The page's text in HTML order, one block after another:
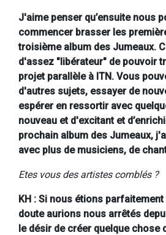
J'aime penser qu’ensuite nous
commencer brasser les
troisième album des Jumeaux.
d'assez "libérateur" de pouvoir
projet parallèle à ITN. Vous
d'autres sujets, essayer de
espérer en ressortir avec
nouveau et d'excitant et
prochain album des Jumeaux,
avec plus de musiciens, de
Etes vous des artistes comblés ?
KH : Si nous étions
doute aurions nous arrêtés
le désir de créer quelque chose